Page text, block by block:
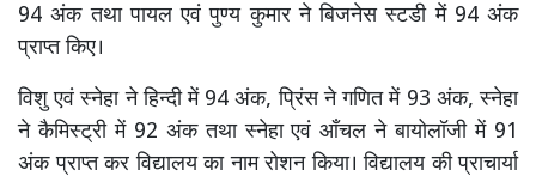
94 अंक तथा पायल एवं पुण्य कुमार ने बिजनेस स्टडी में 94 अंक
प्राप्त किए।
विशु एवं स्नेहा ने हिन्दी में 94 अंक, प्रिंस ने गणित में 93 अंक, स्नेहा
ने कैमिस्ट्री में 92 अंक तथा स्नेहा एवं आँचल ने बायोलॉजी में 91
अंक प्राप्त कर विद्यालय का नाम रोशन किया। विद्यालय की प्राचार्या